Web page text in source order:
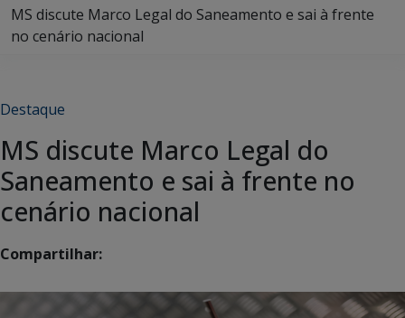
MS discute Marco Legal do Saneamento e sai à frente
no cenário nacional
Destaque
MS discute Marco Legal do
Saneamento e sai à frente no
cenário nacional
Compartilhar: